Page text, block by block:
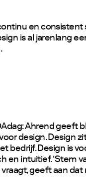
en consistent
is al jarenlang
Ahrend geeft
design. Design
bedrijf. Design is
en intuitief. ‘Stem
geeft aan dat